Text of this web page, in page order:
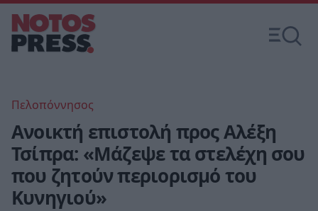
Πελοπόννησος
Ανοικτή επιστολή προς Αλέξη
Τσίπρα: «Μάζεψε τα στελέχη σου
που ζητούν περιορισμό του
Κυνηγιού»